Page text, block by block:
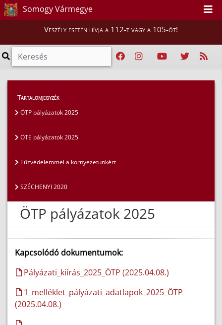
Somogy Vármegye
Veszély esetén hívja a 112-t vagy a 105-öt!
Szakmai tájékoztatók
ÖTP pályázatok 2025
Tartalomjegyzék
ÖTP pályázatok 2025
ÖTE pályázatok 2025
Tűzvédelemmel a környezetünkért
SZÉCHENYI 2020
ÖTP pályázatok 2025
Kapcsolódó dokumentumok:
Pályázati_kiírás_2025_ÖTP (2025.04.08.)
1_melléklet_pályázati_adatlapok_2025_ÖTP
(2025.04.08.)